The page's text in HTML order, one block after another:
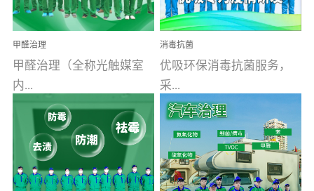
甲醛治理
甲醛治理（全称光触媒室
内...
空气污染净化治理）工业
文明的进步，创造了多姿
多彩的家居产品和生活情
消毒抗菌
优吸环保消毒抗菌服务，
采...
用行业公认奥维牌消毒
液，具备杀死人体冠状病
毒的功效，杀菌率